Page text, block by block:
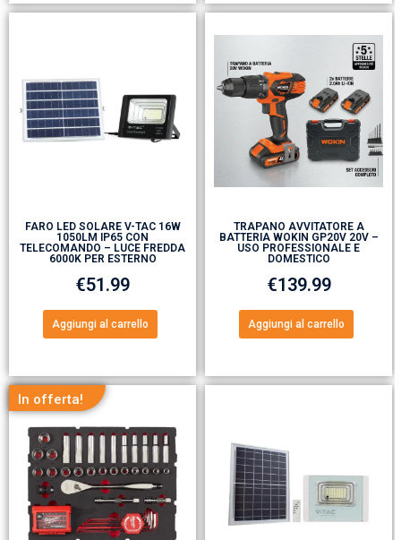
FARO LED SOLARE V-TAC 16W
1050LM IP65 CON
TELECOMANDO – LUCE FREDDA
6000K PER ESTERNO
€51.99
Aggiungi al carrello
TRAPANO AVVITATORE A
BATTERIA WOKIN GP20V 20V –
USO PROFESSIONALE E
DOMESTICO
€139.99
Aggiungi al carrello
In offerta!